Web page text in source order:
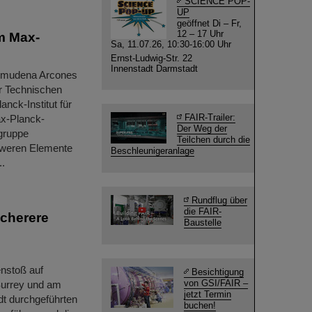
Max-
Arcones
Technischen
Institut für
Planck-
Elemente
auf
und am
durchgeführten
UP
geöffnet Di – Fr,
12 – 17 Uhr
Sa, 11.07.26, 10:30-16:00 Uhr
Ernst-Ludwig-Str. 22
Innenstadt Darmstadt
FAIR-Trailer:
Der Weg der
Teilchen durch die
Beschleunigeranlage
Rundflug über
die FAIR-
Baustelle
Besichtigung
von GSI/FAIR –
jetzt Termin
buchen!